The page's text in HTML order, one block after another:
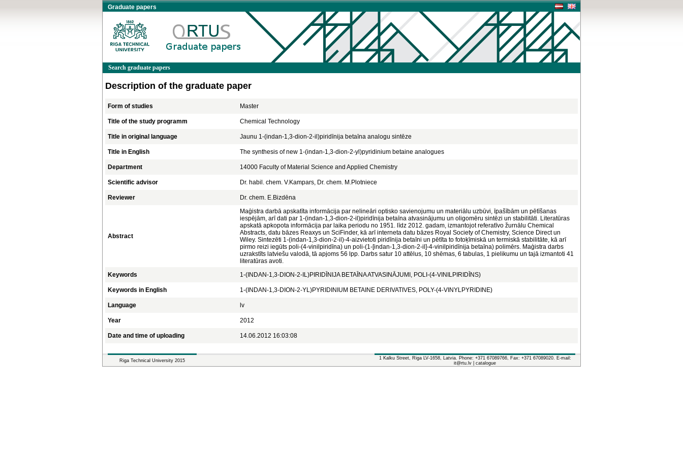
Graduate papers
Search graduate papers
Description of the graduate paper
Form of studies Master
Title of the study programm Chemical Technology
Title in original language Jaunu 1-(indan-1,3-dion-2-il)piridīnija betaīna analogu sintēze
Title in English The synthesis of new 1-(indan-1,3-dion-2-yl)pyridinium betaine analogues
Department 14000 Faculty of Material Science and Applied Chemistry
Scientific advisor Dr. habil. chem. V.Kampars, Dr. chem. M.Plotniece
Reviewer Dr. chem. E.Bizdēna
Abstract
Maģistra darbā apskatīta informācija par nelineāri optisko savienojumu un materiālu uzbūvi, īpašībām un pētīšanas
iespējām, arī dati par 1-(indan-1,3-dion-2-il)piridīnija betaīna atvasinājumu un oligomēru sintēzi un stabilitāti. Literatūras
apskatā apkopota informācija par laika periodu no 1951. līdz 2012. gadam, izmantojot referatīvo žurnālu Chemical
Abstracts, datu bāzes Reaxys un SciFinder, kā arī interneta datu bāzes Royal Society of Chemistry, Science Direct un
Wiley. Sintezēti 1-(indan-1,3-dion-2-il)-4-aizvietoti piridīnija betaīni un pētīta to fotoķīmiskā un termiskā stabilitāte, kā arī
pirmo reizi iegūts poli-(4-vinilpiridīna) un poli-(1-[indan-1,3-dion-2-il]-4-vinilpiridīnija betaīna) polimērs. Maģistra darbs
uzrakstīts latviešu valodā, tā apjoms 56 lpp. Darbs satur 10 attēlus, 10 shēmas, 6 tabulas, 1 pielikumu un tajā izmantoti 41
literatūras avoti.
Keywords
1-(INDAN-1,3-DION-2-IL)PIRIDĪNIJA BETAĪNA ATVASINĀJUMI, POLI-(4-VINILPIRIDĪNS)
Keywords in English 1-(INDAN-1,3-DION-2-YL)PYRIDINIUM BETAINE DERIVATIVES, POLY-(4-VINYLPYRIDINE)
Language lv
Year 2012
Date and time of uploading 14.06.2012 16:03:08
Riga Technical University 2015
1 Kalku Street, Riga LV-1658, Latvia. Phone: +371 67089766, Fax: +371 67089020. E-mail:
it@rtu.lv | catalogue